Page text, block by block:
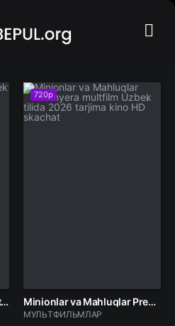
O'yinchoqlar tarixi 5 uzbek tilida O'zbekcha tarjima multfilm 2026 Full HD tas-ix skachat
720p
Minionlar va Mahluqlar Premyera multfilm Uzbek tilida 2026 tarjima kino HD skachat
МУЛЬТФИЛЬМЛАР